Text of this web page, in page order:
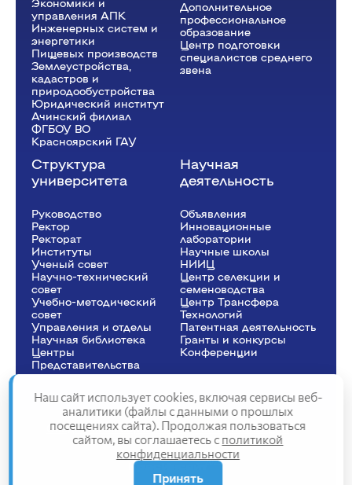
Экономики и
управления АПК
Инженерных систем и
энергетики
Пищевых производств
Землеустройства,
кадастров и
природообустройства
Юридический институт
Ачинский филиал
ФГБОУ ВО
Красноярский ГАУ
Дополнительное
профессиональное
образование
Центр подготовки
специалистов среднего
звена
Структура
университета
Руководство
Ректор
Рeкторат
Институты
Ученый совет
Научно-технический
совет
Учебно-методический
совет
Управления и отделы
Научная библиотека
Центры
Представительства
Научная
деятельность
Объявления
Инновационные
лаборатории
Научные школы
НИИЦ
Центр селекции и
семеноводства
Центр Трансфера
Технологий
Патентная деятельность
Гранты и конкурсы
Конференции
Сведения об образовательной организации
Политика конфиденциальности
Структура сайта
2025
Наш сайт использует cookies, включая сервисы веб-
аналитики (файлы с данными о прошлых
посещениях сайта). Продолжая пользоваться
сайтом, вы соглашаетесь с политикой
конфиденциальности
Принять